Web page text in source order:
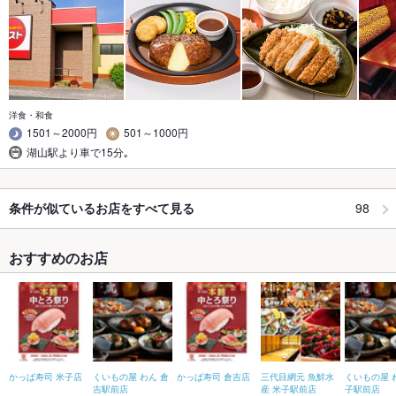
洋食・和食
1501～2000円
501～1000円
湖山駅より車で15分｡
条件が似ているお店をすべて見る 98
おすすめのお店
かっぱ寿司 米子店
くいもの屋 わん 倉
吉駅前店
かっぱ寿司 倉吉店
三代目網元 魚鮮水
産 米子駅前店
くいもの屋
子駅前店